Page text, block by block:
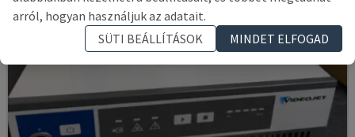
arról, hogyan használjuk az adatait.
SÜTI BEÁLLÍTÁSOK
MINDET ELFOGAD